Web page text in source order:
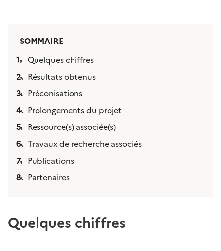
SOMMAIRE
Quelques chiffres
Résultats obtenus
Préconisations
Prolongements du projet
Ressource(s) associée(s)
Travaux de recherche associés
Publications
Partenaires
Quelques chiffres